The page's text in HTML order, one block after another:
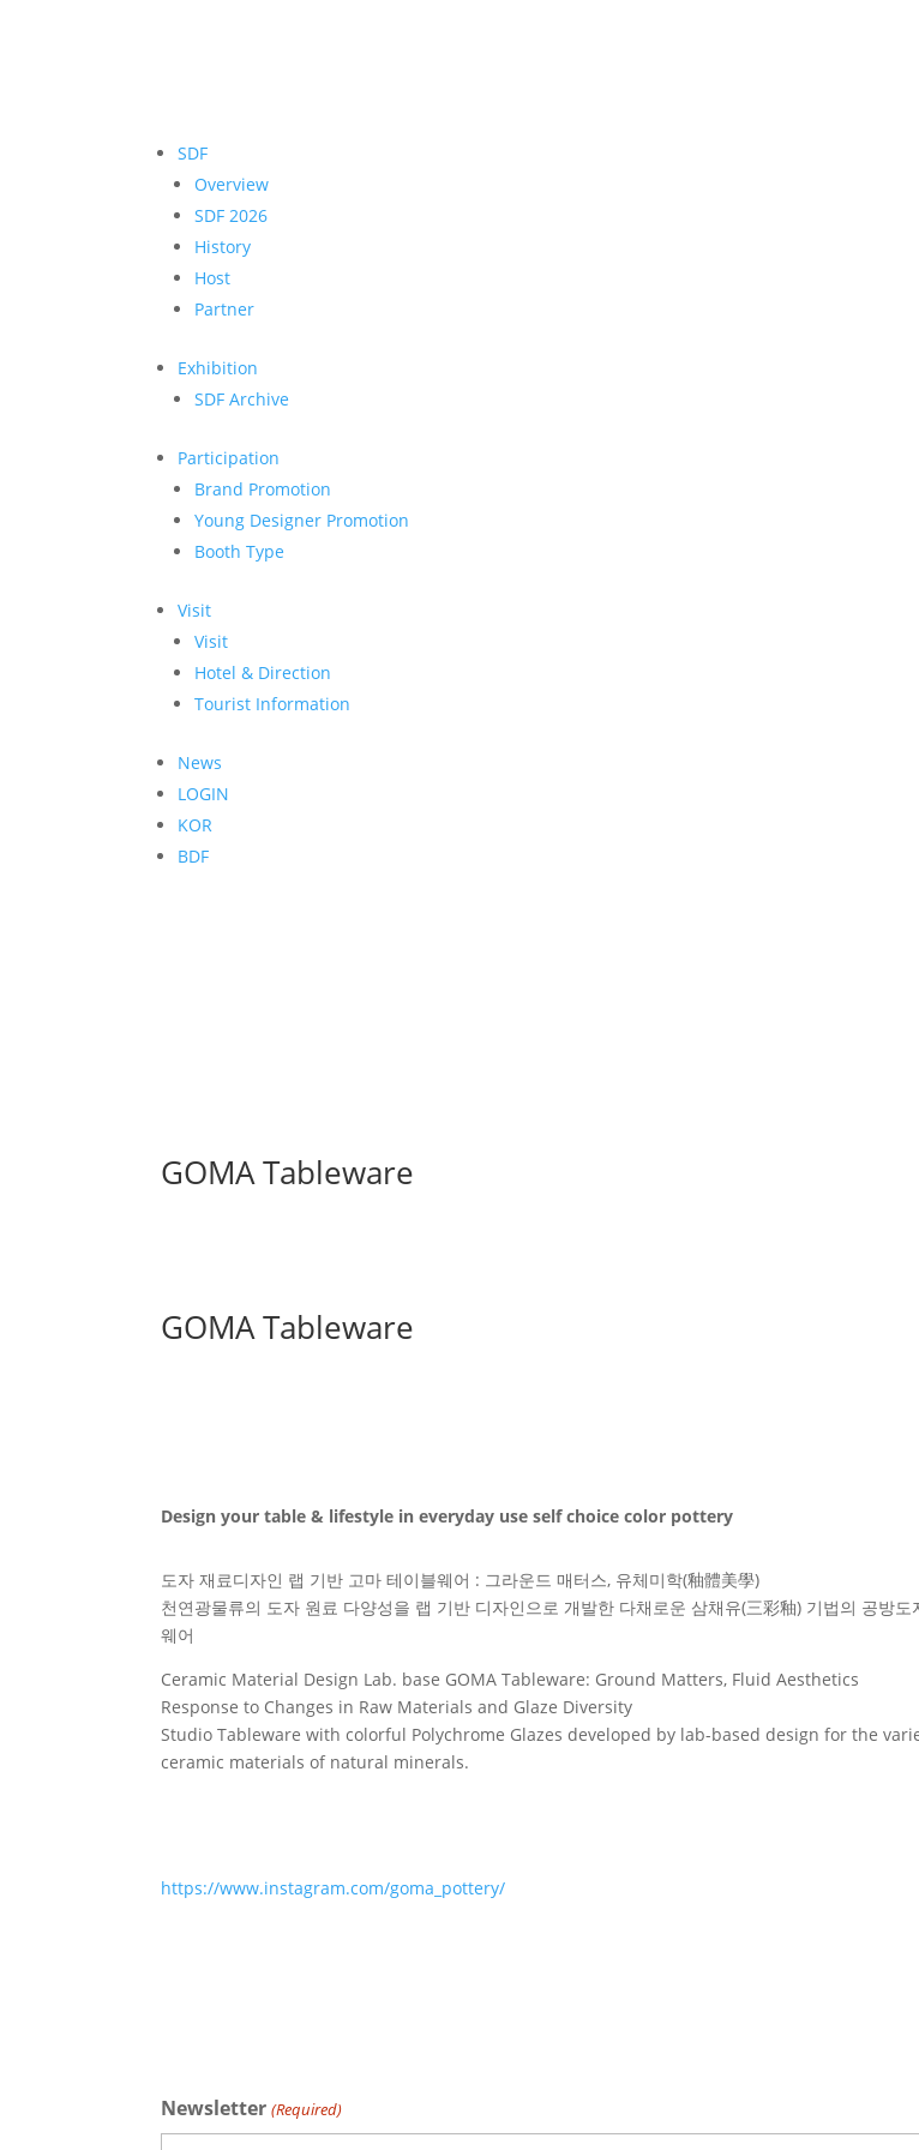
SDF
Overview
SDF 2026
History
Host
Partner
Exhibition
SDF Archive
Participation
Brand Promotion
Young Designer Promotion
Booth Type
Visit
Visit
Hotel & Direction
Tourist Information
News
LOGIN
KOR
BDF
GOMA Tableware
GOMA Tableware
Design your table & lifestyle in everyday use self choice color pottery
도자 재료디자인 랩 기반 고마 테이블웨어 : 그라운드 매터스, 유체미학(釉體美學)
천연광물류의 도자 원료 다양성을 랩 기반 디자인으로 개발한 다채로운 삼채유(三彩釉) 기법의 공방도
웨어
Ceramic Material Design Lab. base GOMA Tableware: Ground Matters, Fluid Aesthetics
Response to Changes in Raw Materials and Glaze Diversity
Studio Tableware with colorful Polychrome Glazes developed by lab-based design for the
ceramic materials of natural minerals.
https://www.instagram.com/goma_pottery/
Newsletter (Required)